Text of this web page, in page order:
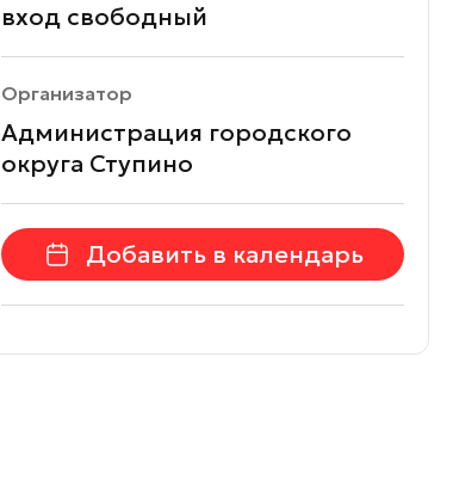
вход свободный
Организатор
Администрация городского
округа Ступино
Добавить в календарь